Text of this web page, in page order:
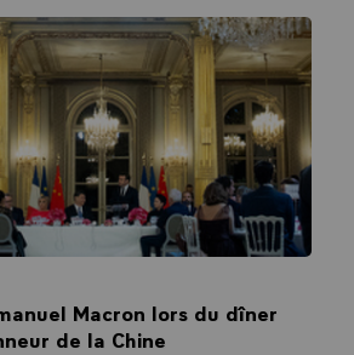
Macron lors du dîner
de la Chine